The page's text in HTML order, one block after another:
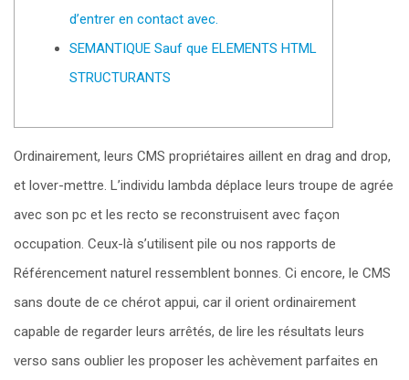
d’entrer en contact avec.
SEMANTIQUE Sauf que ELEMENTS HTML
STRUCTURANTS
Ordinairement, leurs CMS propriétaires aillent en drag and drop,
et lover-mettre. L’individu lambda déplace leurs troupe de agrée
avec son pc et les recto se reconstruisent avec façon
occupation. Ceux-là s’utilisent pile ou nos rapports de
Référencement naturel ressemblent bonnes. Ci encore, le CMS
sans doute de ce chérot appui, car il orient ordinairement
capable de regarder leurs arrêtés, de lire les résultats leurs
verso sans oublier les proposer les achèvement parfaites en